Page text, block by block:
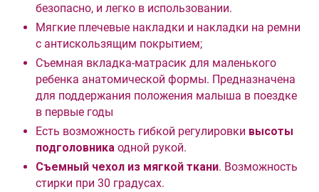
безопасно, и легко в использовании.
Мягкие плечевые накладки и накладки на ремни
с антискользящим покрытием;
Съемная вкладка-матрасик для маленького
ребенка анатомической формы. Предназначена
для поддержания положения малыша в поездке
в первые годы
Есть возможность гибкой регулировки высоты
подголовникаодной рукой.
Съемный чехол из мягкой ткани. Возможность
стирки при 30 градусах.